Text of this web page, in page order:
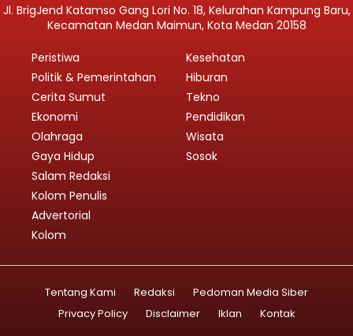
Jl. BrigJend Katamso Gang Lori No. 18, Kelurahan Kampung Baru,
Kecamatan Medan Maimun, Kota Medan 20158
Peristiwa
Politik & Pemerintahan
Cerita Sumut
Ekonomi
Olahraga
Gaya Hidup
Kesehatan
Hiburan
Tekno
Pendidikan
Wisata
Sosok
Salam Redaksi
Kolom Penulis
Advertorial
Kolom
Tentang Kami Redaksi
Pedoman Media Siber
Privacy Policy
Disclaimer Iklan Kontak